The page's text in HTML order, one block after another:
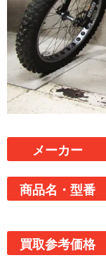
メーカー
商品名・型番
買取参考価格